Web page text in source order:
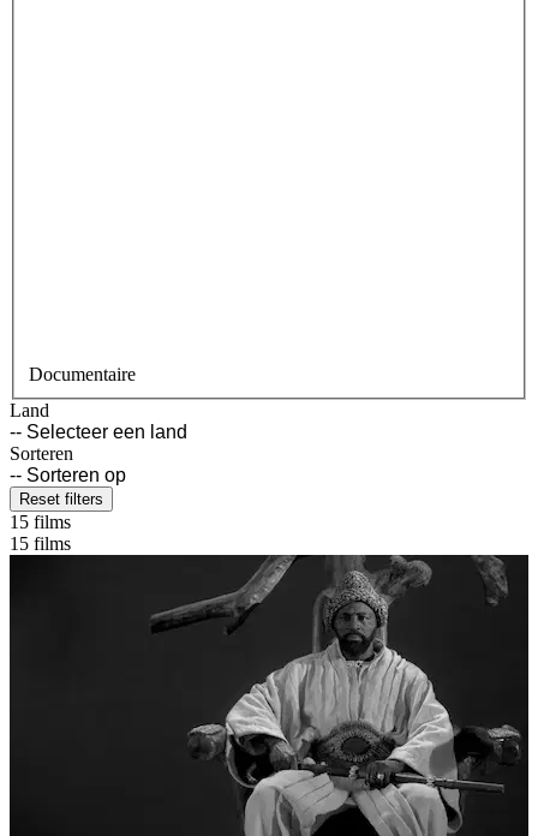
Documentaire
Land
Sorteren
Reset filters
15 films
15 films